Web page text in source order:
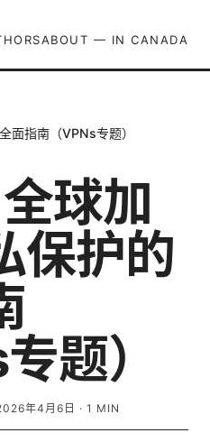
ABOUT — IN CANADA
面指南（VPNs专题）
球加
保护的
题）
年4月6日 · 1 MIN